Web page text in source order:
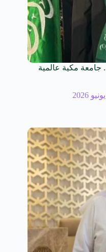
جامعة مكية عالمية